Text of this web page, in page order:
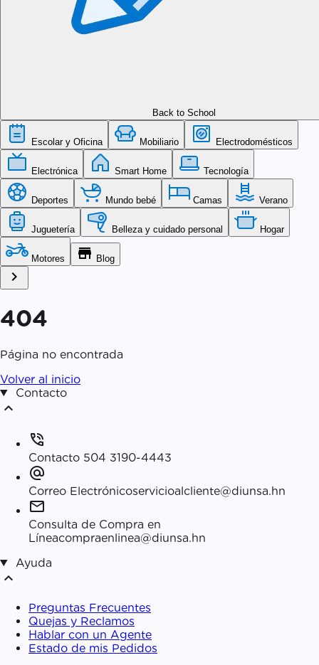
Back to School
Escolar y Oficina Mobiliario Electrodomésticos
Electrónica Smart Home Tecnología
Deportes Mundo bebé Camas Verano
Juguetería Belleza y cuidado personal Hogar
Motores store Blog
chevron_right
404
Página no encontrada
Volver al inicio
Contacto
expand_less
phone_in_talk
Contacto 504 3190-4443
alternate_email
Correo Electrónicoservicioalcliente@diunsa.hn
mail
Consulta de Compra en
Líneacompraenlinea@diunsa.hn
Ayuda
expand_less
Preguntas Frecuentes
Quejas y Reclamos
Hablar con un Agente
Estado de mis Pedidos